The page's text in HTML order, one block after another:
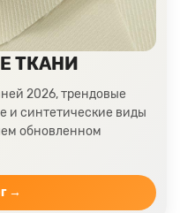
айвори, молочные оттенки
цвета
индиго
ТКАНИ
2026, трендовые
и синтетические виды
обновленном
→